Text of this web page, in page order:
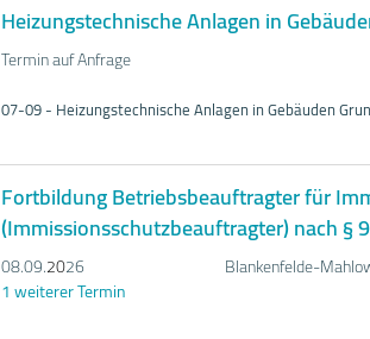
Heizungstechnische Anlagen in
Termin auf Anfrage
07-09 - Heizungstechnische Anlagen in Gebäuden
Fortbildung Betriebsbeauftragter für
(Immissionsschutzbeauftragter) nach §
08.09.2026 Blankenfelde-
1 weiterer Termin